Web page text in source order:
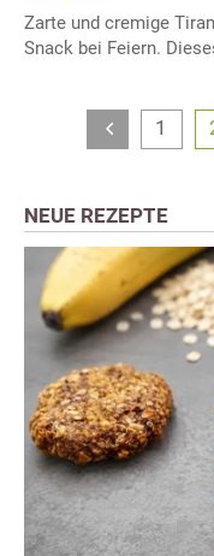
Zarte und cremige
Snack bei Feiern.
1
NEUE REZEPTE